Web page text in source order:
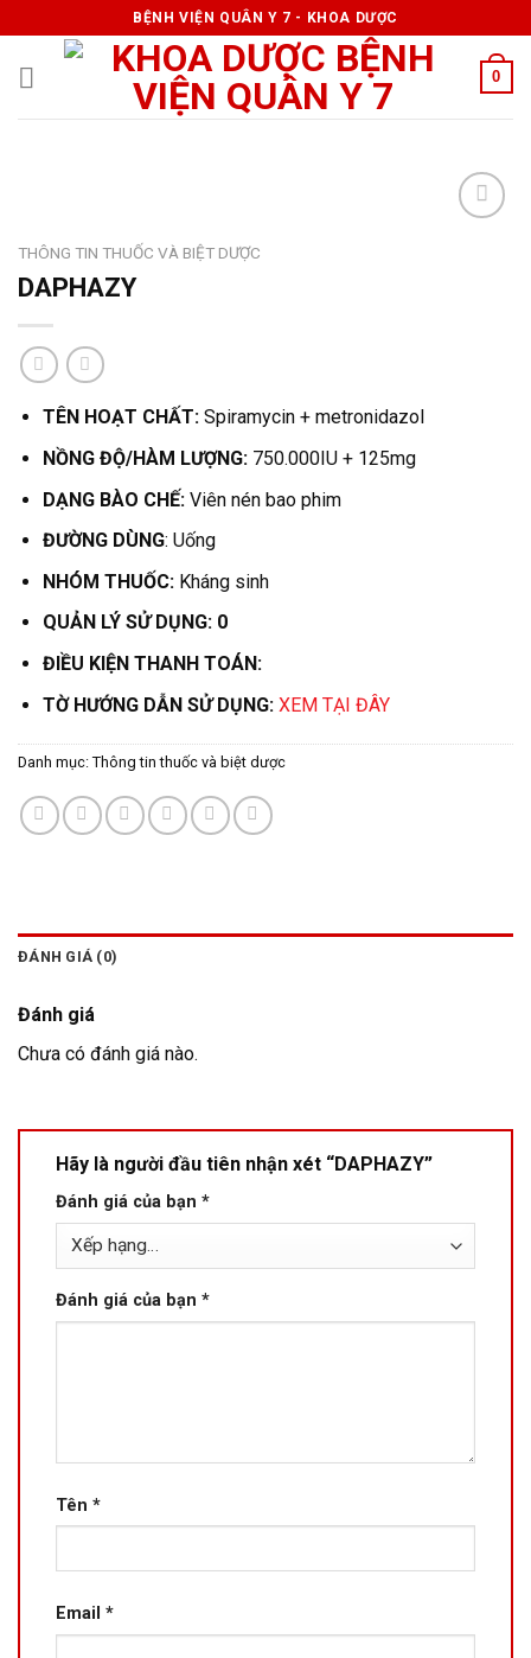
to
content
BỆNH VIỆN QUÂN Y 7 - KHOA DƯỢC
0
THÔNG TIN THUỐC VÀ BIỆT DƯỢC
DAPHAZY
TÊN HOẠT CHẤT: Spiramycin + metronidazol
NỒNG ĐỘ/HÀM LƯỢNG: 750.000IU + 125mg
DẠNG BÀO CHẾ: Viên nén bao phim
ĐƯỜNG DÙNG: Uống
NHÓM THUỐC: Kháng sinh
QUẢN LÝ SỬ DỤNG: 0
ĐIỀU KIỆN THANH TOÁN:
TỜ HƯỚNG DẪN SỬ DỤNG:XEM TẠI ĐÂY
Danh mục: Thông tin thuốc và biệt dược
ĐÁNH GIÁ (0)
Đánh giá
Chưa có đánh giá nào.
Hãy là người đầu tiên nhận xét “DAPHAZY”
Đánh giá của bạn *
Đánh giá của bạn *
Tên *
Email *